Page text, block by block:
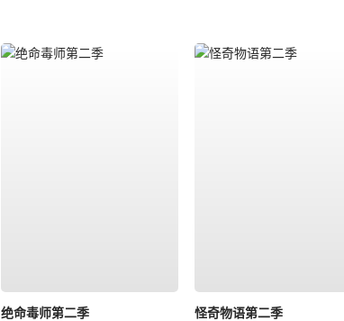
绝命毒师第二季
怪奇物语第二季